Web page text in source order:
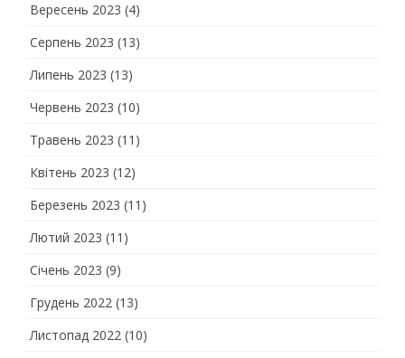
Вересень 2023 (4)
Серпень 2023 (13)
Липень 2023 (13)
Червень 2023 (10)
Травень 2023 (11)
Квітень 2023 (12)
Березень 2023 (11)
Лютий 2023 (11)
Січень 2023 (9)
Грудень 2022 (13)
Листопад 2022 (10)